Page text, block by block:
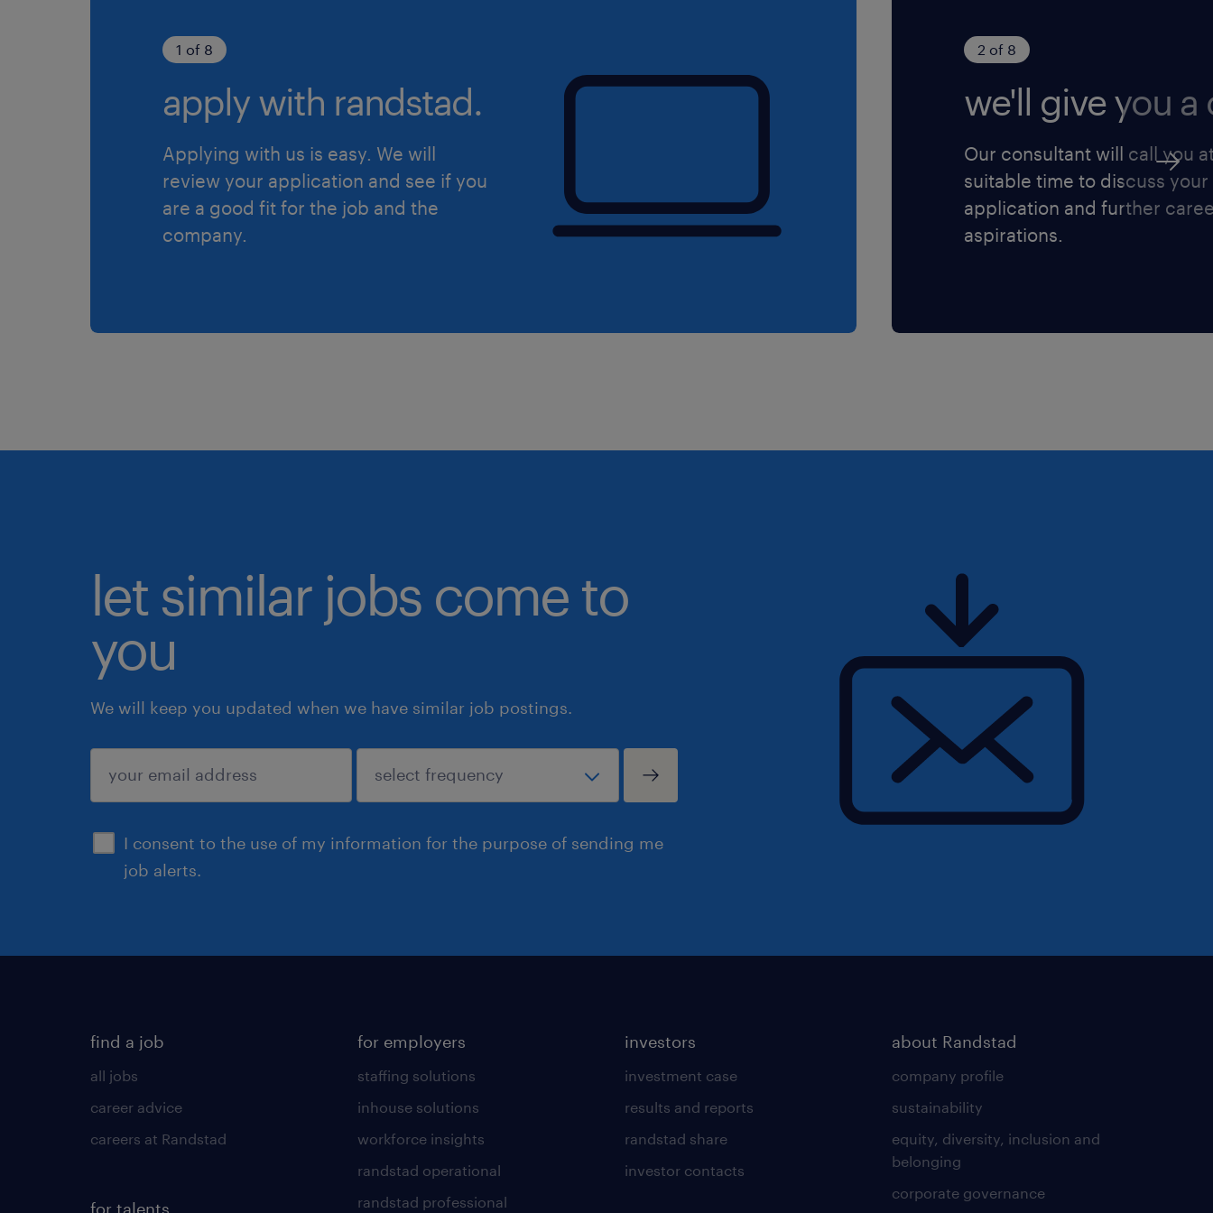
(https://www.randstad.it/privacy/) ai sensi dell'art. 13
1 of 8
apply with randstad.
Applying with us is easy. We will
review your application and see if you
are a good fit for the job and the
company.
2 of 8
we'll give you a
Our consultant will call you
suitable time to discuss your
application and further
aspirations.
let similar jobs come to
you
We will keep you updated when we have similar job postings.
I consent to the use of my information for the purpose of sending me
job alerts.
submit
find a job
all jobs
career advice
careers at Randstad
for talents
for employers
staffing solutions
inhouse solutions
workforce insights
randstad operational
randstad professional
investors
investment case
results and reports
randstad share
investor contacts
about Randstad
company profile
sustainability
equity, diversity, inclusion and
belonging
corporate governance